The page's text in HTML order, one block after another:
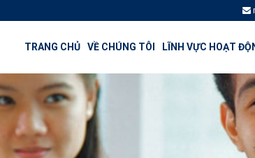
TRANG CHỦ VỀ CHÚNG TÔI LĨNH VỰC HOẠT